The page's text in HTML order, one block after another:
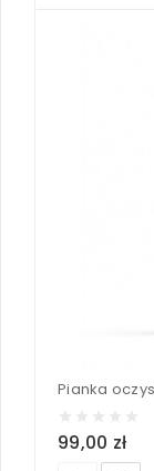
Pianka
99,00 zł